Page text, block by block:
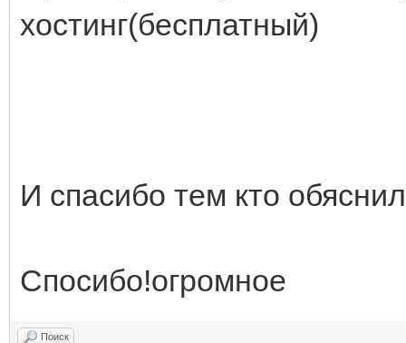
хостинг(бесплатный)
И спасибо тем кто
Спосибо!огромное
Поиск